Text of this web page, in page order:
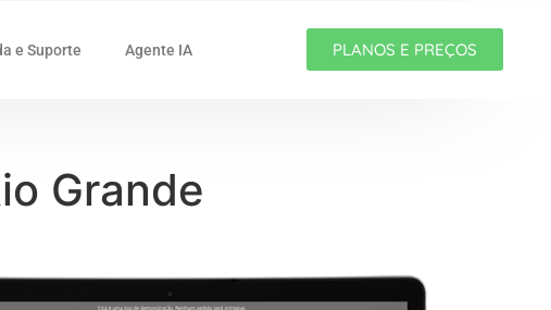
e Suporte Agente IA PLANOS E PREÇOS
Grande